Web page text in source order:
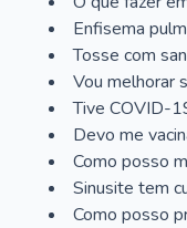
Enfisema
Tosse com
Vou melhorar
Tive COVID-
Devo me
Como posso
Sinusite tem
Como posso